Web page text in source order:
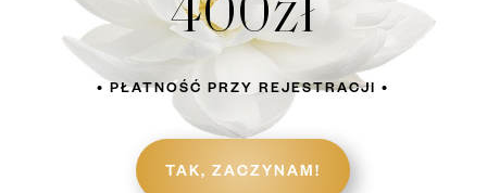
• PŁATNOŚĆ PRZY REJESTRACJI •
TAK, ZACZYNAM!